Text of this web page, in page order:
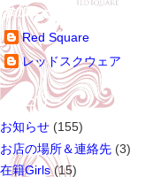
参加ユーザー
Red Square
レッドスクウェア
カテゴリー
お知らせ (155)
お店の場所＆連絡先 (3)
在籍Girls (15)